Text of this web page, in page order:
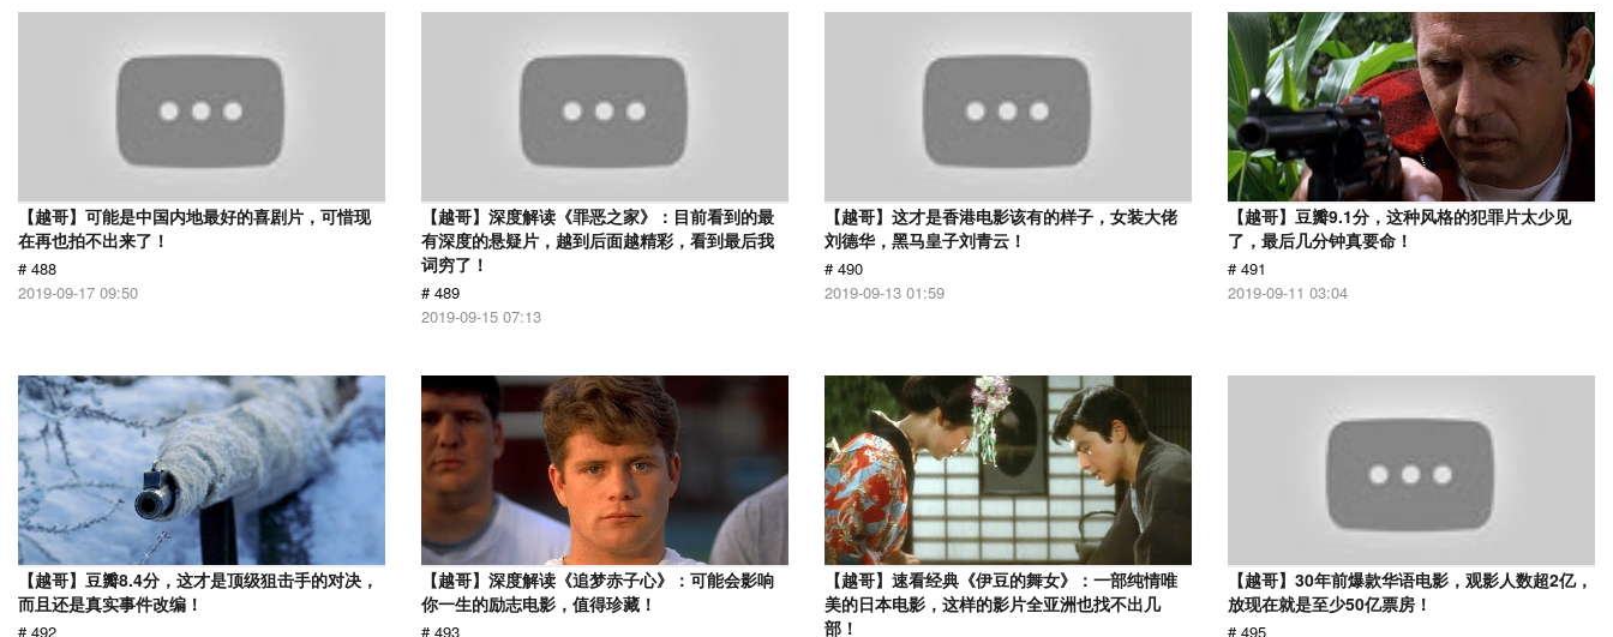
【越哥】可能是中国内地最好的喜剧片，可惜现
在再也拍不出来了！
# 488
2019-09-17 09:50
【越哥】深度解读《罪恶之家》：目前看到的最
有深度的悬疑片，越到后面越精彩，看到最后我
词穷了！
# 489
2019-09-15 07:13
【越哥】这才是香港电影该有的样子，女装大佬
刘德华，黑马皇子刘青云！
# 490
2019-09-13 01:59
【越哥】豆瓣9.1分，这种风格的犯罪片太少见
了，最后几分钟真要命！
# 491
2019-09-11 03:04
【越哥】豆瓣8.4分，这才是顶级狙击手的对决，
而且还是真实事件改编！
# 492
【越哥】深度解读《追梦赤子心》：可能会影响
你一生的励志电影，值得珍藏！
# 493
【越哥】速看经典《伊豆的舞女》：一部纯情唯
美的日本电影，这样的影片全亚洲也找不出几
部！
【越哥】30年前爆款华语电影，观影人数超2亿，
放现在就是至少50亿票房！
# 495